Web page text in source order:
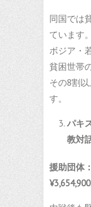
同国では
ています
ボジア・
貧困世帯
その8割
す。
パキ
教対
援助団
¥3,654,900